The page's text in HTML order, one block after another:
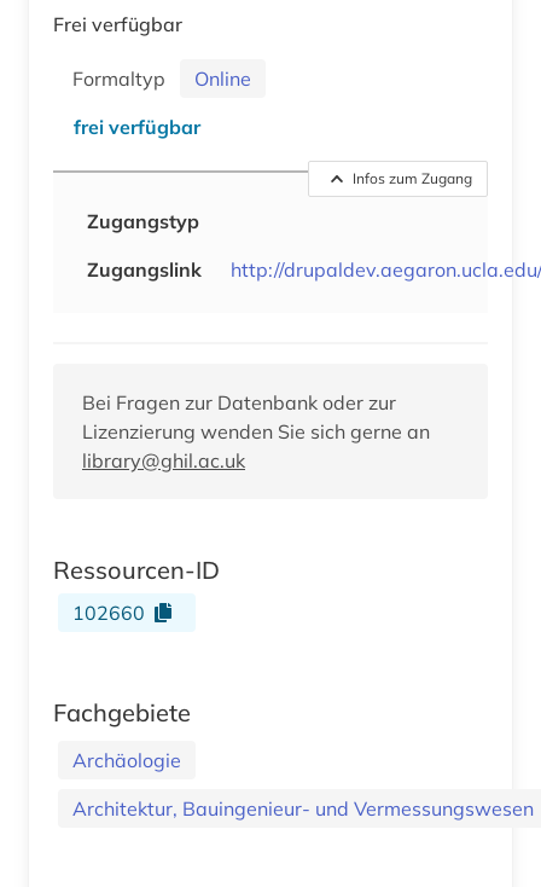
Frei verfügbar
Formaltyp
Online
frei verfügbar
Infos zum Zugang
Zugangstyp
Zugangslink
http://
Bei Fragen zur Datenbank oder zur
Lizenzierung wenden Sie sich gerne an
library@ghil.ac.uk
Ressourcen-ID
102660
Fachgebiete
Archäologie
Architektur, Bauingenieur- und Vermessungswesen